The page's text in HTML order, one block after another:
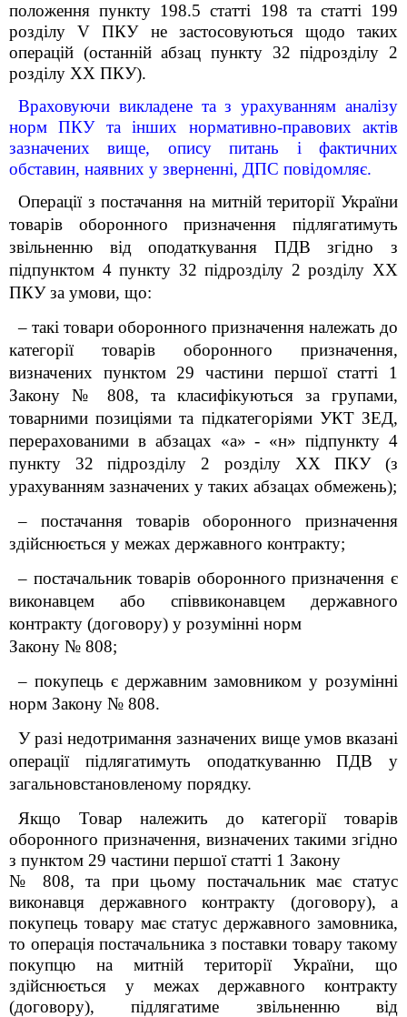
положення пункту 198.5 статті 198 та статті 199
розділу V ПКУ не застосовуються щодо таких
операцій (останній абзац пункту 32підрозділу 2
розділу XX ПКУ).
Враховуючи викладене та з урахуванням аналізу
норм ПКУ та інших нормативно-правових актів
зазначених вище, опису питань і фактичних
обставин, наявних у зверненні, ДПС повідомляє.
Операції з постачання на митній території України
товарів оборонного призначення підлягатимуть
звільненню від оподаткування ПДВ згідно з
підпунктом 4 пункту 32 підрозділу 2 розділу XX
ПКУ за умови, що:
– такі товари оборонного призначення належать до
категорії товарів оборонного призначення,
визначених пунктом 29 частини першоїстатті 1
Закону № 808, та класифікуються за групами,
товарними позиціями та підкатегоріями УКТ ЗЕД,
перерахованими в абзацах «а» - «н» підпункту 4
пункту 32 підрозділу 2 розділу XX ПКУ (з
урахуванням зазначених у таких абзацах обмежень);
– постачання товарів оборонного призначення
здійснюється у межах державного контракту;
– постачальник товарів оборонного призначення є
виконавцем або співвиконавцем державного
контракту (договору) у розумінні норм
Закону № 808;
– покупець є державним замовником у розумінні
норм Закону № 808.
У разі недотримання зазначених вище умов вказані
операції підлягатимуть оподаткуванню ПДВ у
загальновстановленому порядку.
Якщо Товар належить до категорії товарів
оборонного призначення, визначених такими згідно
з пунктом 29 частини першої статті 1 Закону
№ 808, та при цьому постачальник має статус
виконавця державного контракту (договору), а
покупець товару має статус державного замовника,
то операція постачальника з поставки товару такому
покупцю на митній території України, що
здійснюється у межах державного контракту
(договору), підлягатиме звільненню від